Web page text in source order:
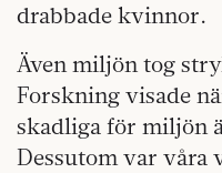
drabbade kvinnor.
Även miljön tog
Forskning visade
skadliga för miljön
Dessutom var våra